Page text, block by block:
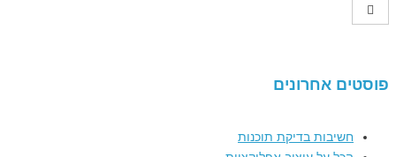
אחרונים
חשיבות בדיקת תוכנות